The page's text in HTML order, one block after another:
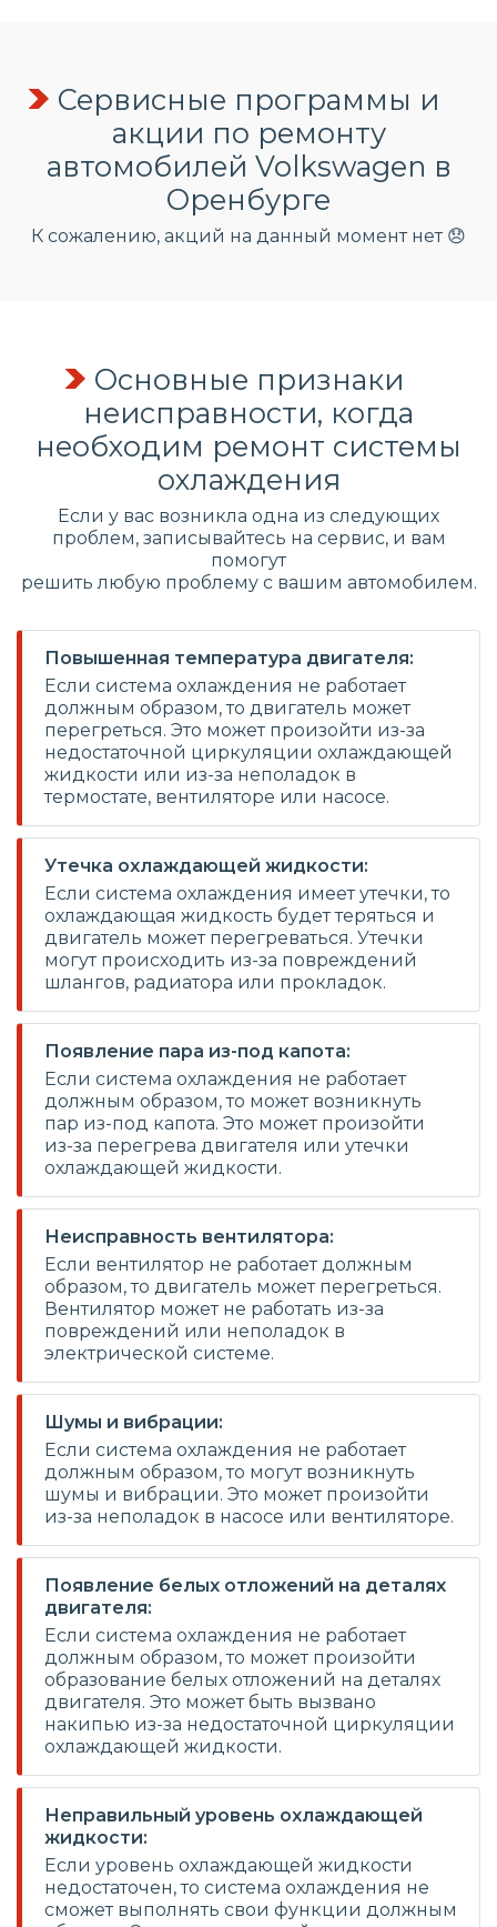
Сервисные программы и
акции по ремонту
автомобилей Volkswagen в
Оренбурге
К сожалению, акций на данный момент нет 😞
Основные признаки
неисправности, когда
необходим ремонт системы
охлаждения
Если у вас возникла одна из следующих
проблем, записывайтесь на сервис, и вам
помогут
решить любую проблему с вашим автомобилем.
Повышенная температура двигателя:
Если система охлаждения не работает
должным образом, то двигатель может
перегреться. Это может произойти из-за
недостаточной циркуляции охлаждающей
жидкости или из-за неполадок в
термостате, вентиляторе или насосе.
Утечка охлаждающей жидкости:
Если система охлаждения имеет утечки, то
охлаждающая жидкость будет теряться и
двигатель может перегреваться. Утечки
могут происходить из-за повреждений
шлангов, радиатора или прокладок.
Появление пара из-под капота:
Если система охлаждения не работает
должным образом, то может возникнуть
пар из-под капота. Это может произойти
из-за перегрева двигателя или утечки
охлаждающей жидкости.
Неисправность вентилятора:
Если вентилятор не работает должным
образом, то двигатель может перегреться.
Вентилятор может не работать из-за
повреждений или неполадок в
электрической системе.
Шумы и вибрации:
Если система охлаждения не работает
должным образом, то могут возникнуть
шумы и вибрации. Это может произойти
из-за неполадок в насосе или вентиляторе.
Появление белых отложений на деталях
двигателя:
Если система охлаждения не работает
должным образом, то может произойти
образование белых отложений на деталях
двигателя. Это может быть вызвано
накипью из-за недостаточной циркуляции
охлаждающей жидкости.
Неправильный уровень охлаждающей
жидкости:
Если уровень охлаждающей жидкости
недостаточен, то система охлаждения не
сможет выполнять свои функции должным